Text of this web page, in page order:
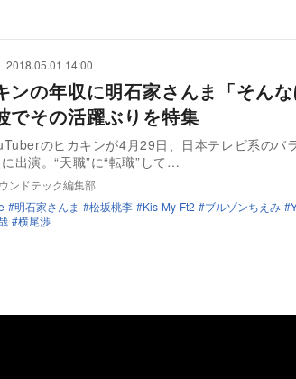
2018.05.01 14:00
ンの年収に明石家さんま「そん
でその活躍ぶりを特集
のヒカキンが4月29日、日本テレビ系のバ
出演。“天職”に“転職”して…
ンドテック編集部
明石家さんま 松坂桃李 Kis-My-Ft2 ブルゾンちえみ
横尾渉